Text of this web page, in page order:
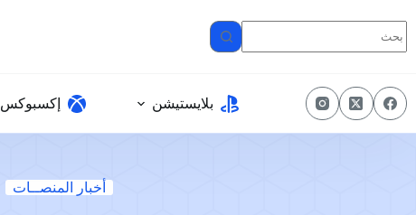
إلى
المحتوى
بلايستيشن إكسبوكس
أخبار المنصــات